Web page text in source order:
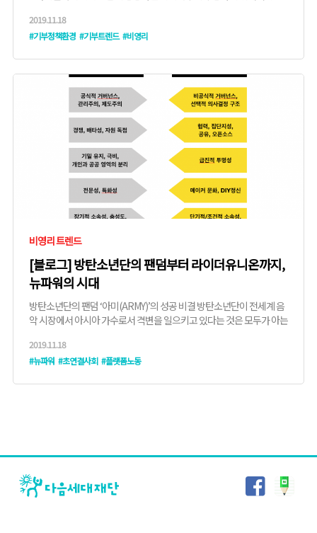
2019.11.18
#기부정책환경 #기부트렌드 #비영리
비영리 트렌드
[블로그] 방탄소년단의 팬덤부터 라이더유니온까지,
뉴파워의 시대
방탄소년단의 팬덤 ‘아미(ARMY)’의 성공 비결 방탄소년단이 전세계 음
악 시장에서 아시아 가수로서 격변을 일으키고 있다는 것은 모두가 아는
2019.11.18
#뉴파워 #초연결사회 #플랫폼노동